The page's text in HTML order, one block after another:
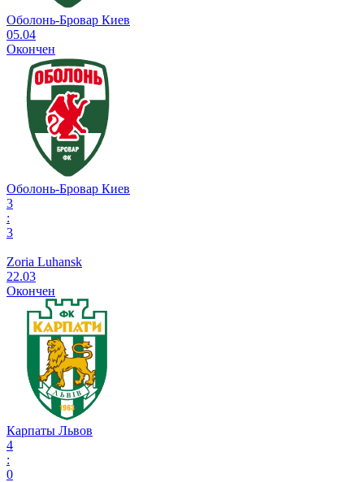
Оболонь-Бровар Киев
05.04
Окончен
Оболонь-Бровар Киев
3
:
3
Zoria Luhansk
22.03
Окончен
Карпаты Львов
4
:
0